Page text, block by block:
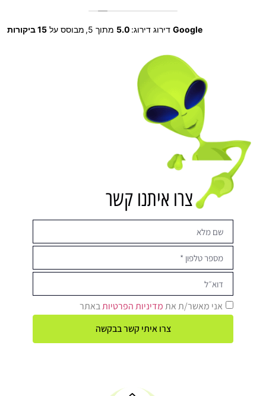
Google דירוג דירוג: 5.0 מתוך 5, מבוסס על 15 ביקורות
צרו איתנו קשר
אני מאשר/ת אתמדיניות הפרטיותבאתר
צרו איתי קשר בבקשה